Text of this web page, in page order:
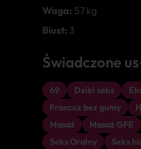
Waga: 57 kg
Biust: 3
Świadczone
69 Dziki seks
Francuz bez gumy
Masaż
Masaż GFE
Seks Oralny
Seks